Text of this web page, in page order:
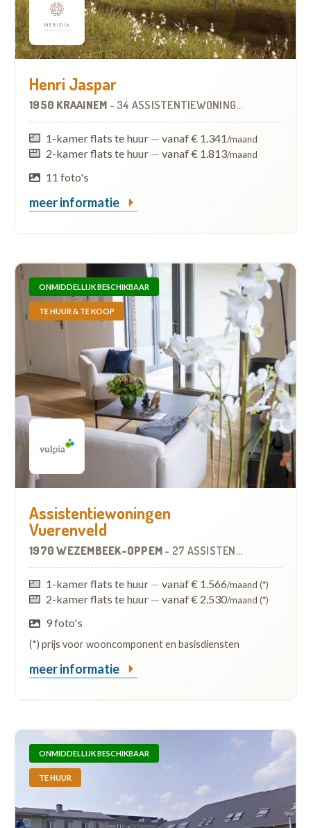
Henri Jaspar
1950 KRAAINEM - 34 ASSISTENTIEWONINGEN
1-kamer flats te huur — vanaf € 1.341/maand
2-kamer flats te huur — vanaf € 1.813/maand
11 foto's
meer informatie
ONMIDDELLIJK BESCHIKBAAR
TE HUUR & TE KOOP
Assistentiewoningen
Vuerenveld
1970 WEZEMBEEK-OPPEM - 27 ASSISTENTIEWONINGEN
1-kamer flats te huur — vanaf € 1.566/maand (*)
2-kamer flats te huur — vanaf € 2.530/maand (*)
9 foto's
(*) prijs voor wooncomponent en basisdiensten
meer informatie
ONMIDDELLIJK BESCHIKBAAR
TE HUUR